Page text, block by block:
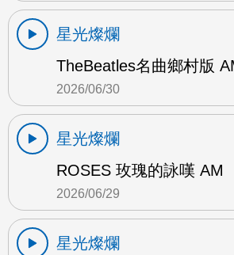
星光燦爛
TheBeatles名曲鄉村版
2026/06/30
星光燦爛
ROSES 玫瑰的詠嘆 AM
2026/06/29
星光燦爛